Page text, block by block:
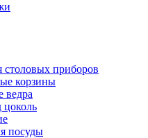
столовых приборов
корзины
ведра
посуды